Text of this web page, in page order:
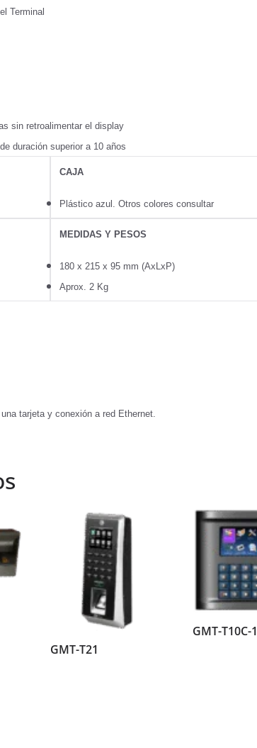
Terminal
sin retroalimentar el display
duración superior a 10 años
CAJA
Plástico azul. Otros colores consultar
MEDIDAS Y PESOS
180 x 215 x 95 mm (AxLxP)
Aprox. 2 Kg
tarjeta y conexión a red Ethernet.
GMT-T21
GMT-T10C-1